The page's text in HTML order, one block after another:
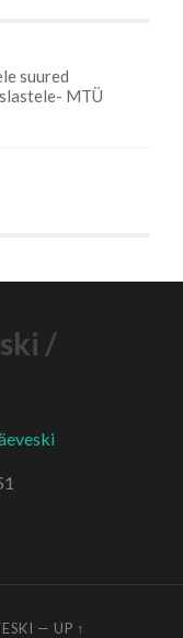
suured
MTÜ
/
— UP ↑